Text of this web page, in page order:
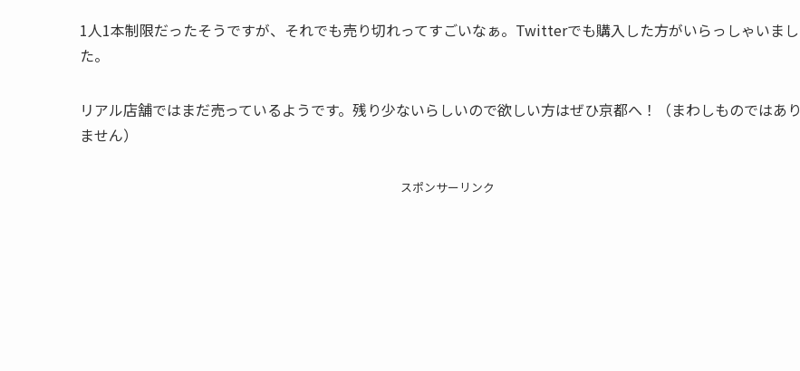
1人1本制限だったそうですが、それでも売り切れってすごいなぁ。Twitterでも購入した方がいらっしゃいまし
た。
リアル店舗ではまだ売っているようです。残り少ないらしいので欲しい方はぜひ京都へ！（まわしものではあり
ません）
スポンサーリンク